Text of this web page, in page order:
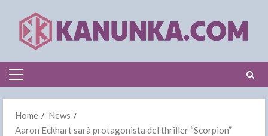
content
Primary
Home
News
Aaron Eckhart sarà protagonista del thriller “Scorpion”